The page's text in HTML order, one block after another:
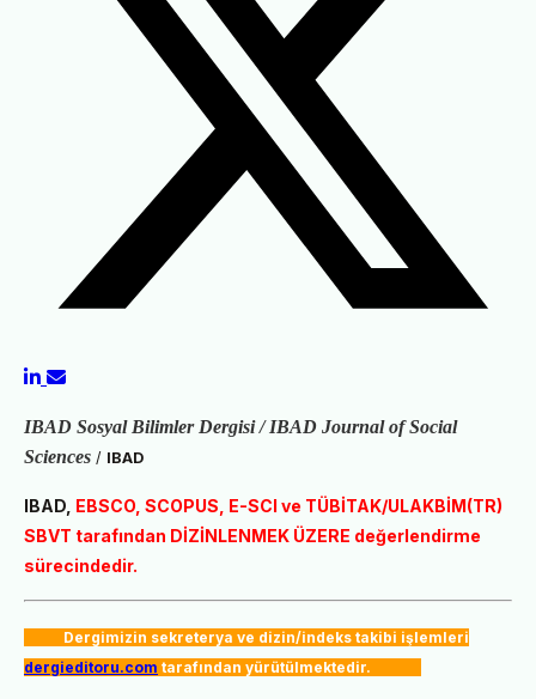
IBAD Sosyal Bilimler Dergisi / IBAD Journal of Social
Sciences / IBAD
IBAD, EBSCO, SCOPUS, E-SCI ve TÜBİTAK/ULAKBİM(TR)
SBVT tarafından DİZİNLENMEK ÜZERE değerlendirme
sürecindedir.
Dergimizin sekreterya ve dizin/indeks takibi işlemleri
dergieditoru.com tarafından yürütülmektedir.